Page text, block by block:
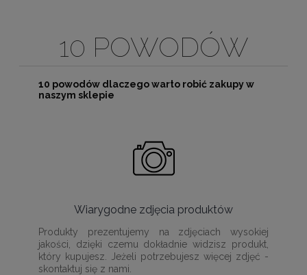
10 POWODÓW
10 powodów dlaczego warto robić zakupy w
naszym sklepie
Wiarygodne zdjęcia produktów
Produkty prezentujemy na zdjęciach wysokiej
jakości, dzięki czemu dokładnie widzisz produkt,
który kupujesz. Jeżeli potrzebujesz więcej zdjęć -
skontaktuj się z nami.